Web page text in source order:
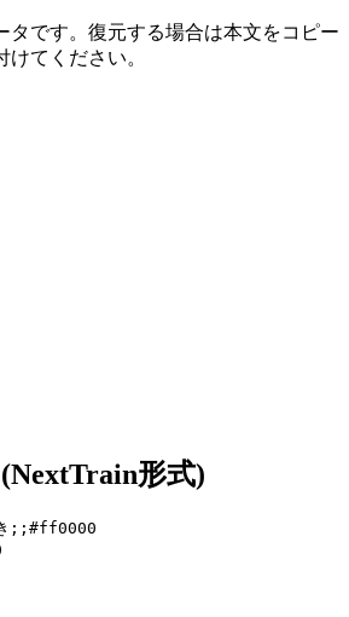
タです。復元する場合は本文をコピー
けてください。
形式)
き;;#ff0000